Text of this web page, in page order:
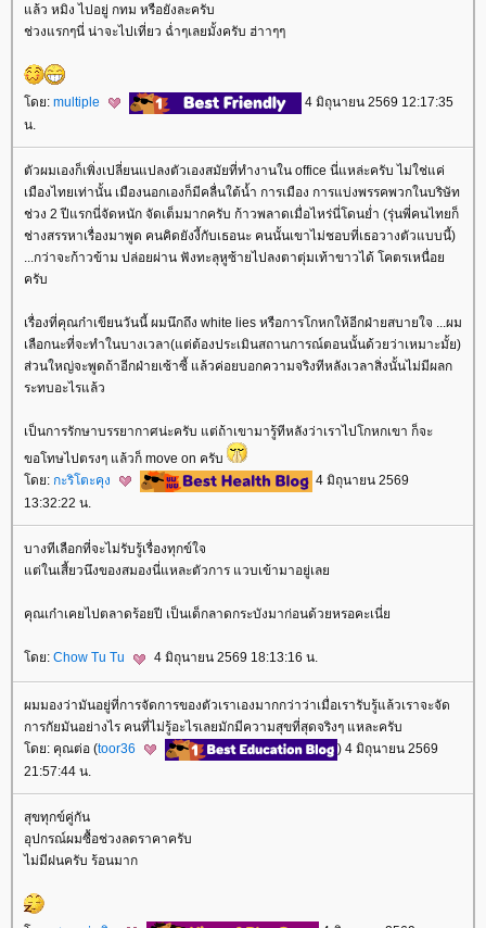
ล้ว หมิง ไปอยู่ กทม หรือยังละครับ
ช่วงแรกๆนี่ น่าจะไปเที่ยว ฉ่ำๆเลยมั้งครับ ฮ่าาๆๆ
ดย: multiple
4 มิถุนายน 2569 12:17:35
น.
ตัวผมเองก็เพิ่งเปลี่ยนแปลงตัวเองสมัยที่ทำงานใน office นี่แหล่ะครับ ไม่ใช่แค่
เมืองไทยเท่านั้น เมืองนอกเองก็มีคลื่นใต้น้ำ การเมือง การแบ่งพรรคพวกในบริษัท
ช่วง 2 ปีแรกนี่จัดหนัก จัดเต็มมากครับ ก้าวพลาดเมื่อไหร่นี่โดนย่ำ (รุ่นพี่คนไทยก็
ช่างสรรหาเรื่องมาพูด คนคิดยังงี้กับเธอนะ คนนั้นเขาไม่ชอบที่เธอวางตัวแบบนี้)
...กว่าจะก้าวข้าม ปล่อยผ่าน ฟังทะลุหูซ้ายไปลงตาตุ่มเท้าขาวได้ โคตรเหนื่อ
ครับ
เรื่องที่คุณก๋าเขียนวันนี้ ผมนึกถึง white lies หรือการโกหกให้อีกฝ่ายสบายใจ ...ผม
เลือกนะที่จะทำในบางเวลา(แต่ต้องประเมินสถานการณ์ตอนนั้นด้วยว่าเหมาะมั้ย)
ส่วนใหญ่จะพูดถ้าอีกฝ่ายเซ้าซี้ แล้วค่อยบอกความจริงทีหลังเวลาสิ่งนั้นไม่มีผลก
ระทบอะไรแล้ว
เป็นการรักษาบรรยากาศน่ะครับ แต่ถ้าเขามารู้ทีหลังว่าเราไปโกหกเขา ก็จะ
ขอโทษไปตรงๆ แล้วก็ move on ครับ
ดย: กะริโตะคุง
4 มิถุนายน 2569
13:32:22 น.
บางทีเลือกที่จะไม่รับรู้เรื่องทุกข์ใจ
ต่ในเสี้ยวนึงของสมองนี่แหละตัวการ แวบเข้ามาอยู่เล
คุณเก๋าเคยไปตลาดร้อยปี เป็นเด็กลาดกระบังมาก่อนด้วยหรอคะเนี่
ดย: Chow Tu Tu 4 มิถุนายน 2569 18:13:16 น.
ผมมองว่ามันอยู่ที่การจัดการของตัวเราเองมากกว่าว่าเมื่อเรารับรู้แล้วเราจะจัด
การกัยมันอย่างไร คนที่ไม่รู้อะไรเลยมักมีความสุขที่สุดจริงๆ แหละครับ
ดย: คุณต่อ (toor36
) 4 มิถุนายน 2569
21:57:44 น.
สุขทุกข์คู่กัน
อุปกรณ์ผมซื้อช่วงลดราคาครับ
ไม่มีฝนครับ ร้อนมาก